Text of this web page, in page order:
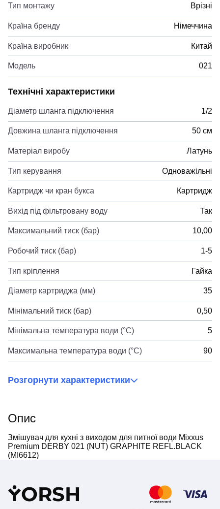
Тип монтажу Врізні
Країна бренду Німеччина
Країна виробник Китай
Модель 021
Технічні характеристики
Діаметр шланга підключення 1/2
Довжина шланга підключення 50 см
Матеріал виробу Латунь
Тип керування Одноважільні
Картридж чи кран букса Картридж
Вихід під фільтровану воду Так
Максимальний тиск (бар) 10,00
Робочий тиск (бар) 1-5
Тип кріплення Гайка
Діаметр картриджа (мм) 35
Мінімальний тиск (бар) 0,50
Мінімальна температура води (°C) 5
Максимальна температура води (°C) 90
Розгорнути характеристики
Опис
Змішувач для кухні з виходом для питної води Mixxus
Premium DERBY 021 (NUT) GRAPHITE REFL.BLACK
(MI6612)
YORSH